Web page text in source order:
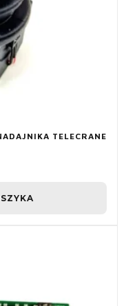
TELECRANE